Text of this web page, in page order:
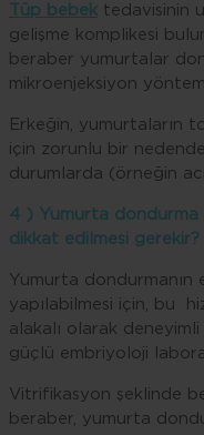
Tüp bebek tedavisinin
gelişme komplikesi
beraber yumurtalar
mikroenjeksiyon
Erkeğin, yumurtaların
için zorunlu bir
durumlarda (örneğin
4 ) Yumurta dondurma
dikkat edilmesi gerekir?
Yumurta
yapılabilmesi için, bu
alakalı olarak deneyimli
güçlü embriyoloji
Vitrifikasyon şeklinde
beraber, yumurta